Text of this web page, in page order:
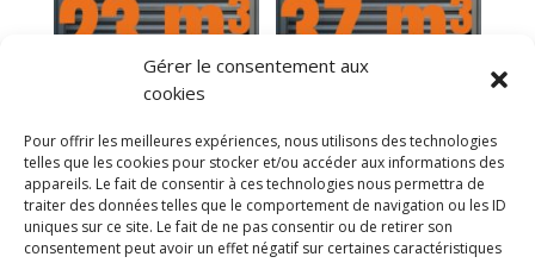
Gérer le consentement aux
cookies
Pour offrir les meilleures expériences, nous utilisons des technologies
telles que les cookies pour stocker et/ou accéder aux informations des
appareils. Le fait de consentir à ces technologies nous permettra de
traiter des données telles que le comportement de navigation ou les ID
uniques sur ce site. Le fait de ne pas consentir ou de retirer son
consentement peut avoir un effet négatif sur certaines caractéristiques
stockage Garde-
Meuble 23m³
stockage Garde-
Meuble 37 m³